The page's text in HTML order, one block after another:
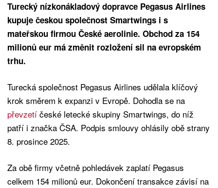
Turecký nízkonákladový dopravce Pegasus Airlines
kupuje českou společnost Smartwings i s
mateřskou firmou České aerolinie. Obchod za 154
milionů eur má změnit rozložení sil na evropském
trhu.
Turecká společnost Pegasus Airlines udělala klíčový
krok směrem k expanzi v Evropě. Dohodla se na
převzetí české letecké skupiny Smartwings, do níž
patří i značka ČSA. Podpis smlouvy ohlásily obě strany
8. prosince 2025.
Za obě firmy včetně pohledávek zaplatí Pegasus
celkem 154 milionů eur. Dokončení transakce závisí na